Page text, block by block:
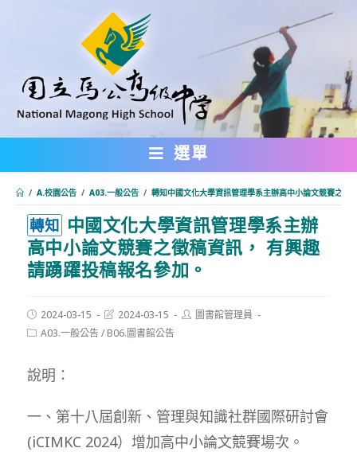
內
選單
/ A.校園公告 / A03.一般公告 / 轉知中國文化大學資訊管理學系主辦高中小論文競賽之徵
轉知 中國文化大學資訊管理學系主辦
高中小論文競賽之徵稿資訊， 有興趣
請踴躍投稿報名參加。
Post
published:
2024-03-15
Post
modified:
2024-03-15
Post圖書館管理員
PostA03.一般公告/ B06.圖書館公告
說明：
一、第十八屆創新、管理與知識社群國際研討會
(iCIMKC 2024）增加高中小論文競賽場次。